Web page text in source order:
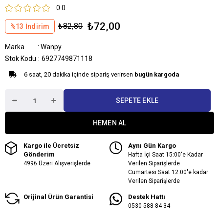
0.0
%13 İndirim ₺82,80 ₺72,00
Marka : Wanpy
Stok Kodu
6927749871118
6 saat, 20 dakika içinde sipariş verirsen bugün kargoda
Kargo ile Ücretsiz
Gönderim
499₺ Üzeri Alışverişlerde
Aynı Gün Kargo
Hafta İçi Saat 15:00'e Kadar
Verilen Siparişlerde
Cumartesi Saat 12:00'e kadar
Verilen Siparişlerde
Orijinal Ürün Garantisi Destek Hattı
0530 588 84 34